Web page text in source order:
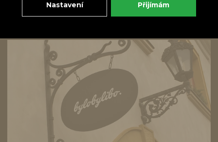
Nastavení Přijímám